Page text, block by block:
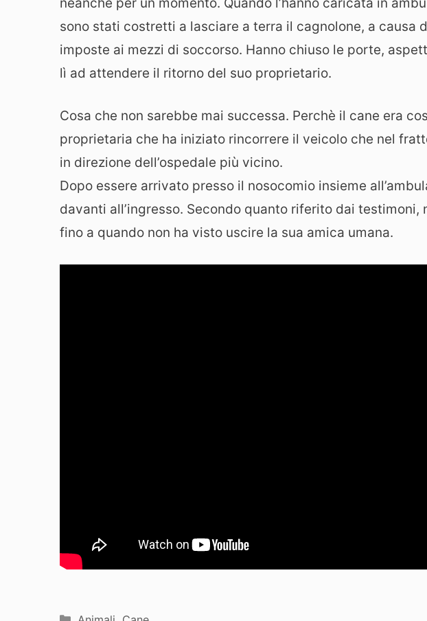
sono stati costretti a lasciare a terra il cagnolone, a causa
imposte ai mezzi di soccorso. Hanno chiuso le porte,
lì ad attendere il ritorno del suo proprietario.
Cosa che non sarebbe mai successa. Perchè il cane era
proprietaria che ha iniziato rincorrere il veicolo che nel
in direzione dell’ospedale più vicino.
Dopo essere arrivato presso il nosocomio insieme
davanti all’ingresso. Secondo quanto riferito dai testimoni,
fino a quando non ha visto uscire la sua amica umana.